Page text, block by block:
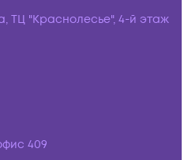
ТЦ "Краснолесье", 4-й этаж
409